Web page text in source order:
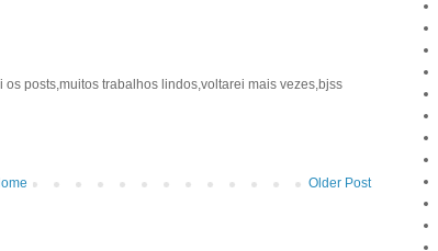
posts,muitos trabalhos lindos,voltarei mais vezes,bjss
Older Post